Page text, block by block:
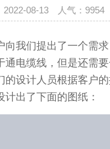
2022-08-13 人气： 9954
向我们提出了一个需
通电缆线，但是还需要
的设计人员根据客户
出了下面的图纸：